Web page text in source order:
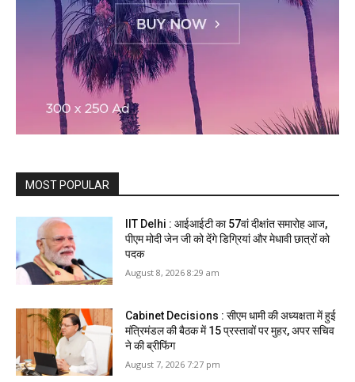
MOST POPULAR
IIT Delhi : आईआईटी का 57वां दीक्षांत समारोह आज,
पीएम मोदी जेन जी को देंगे डिग्रियां और मेधावी छात्रों को
पदक
August 8, 2026 8:29 am
Cabinet Decisions : सीएम धामी की अध्यक्षता में हुई
मंत्रिमंडल की बैठक में 15 प्रस्तावों पर मुहर, अपर सचिव
ने की ब्रीफिंग
August 7, 2026 7:27 pm